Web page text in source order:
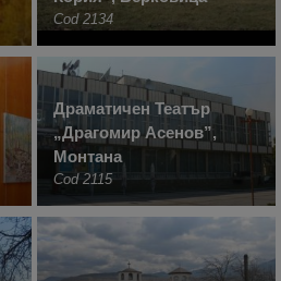
Cod 2134
Драматичен Театър
„Драгомир Асенов”,
Монтана
Cod 2115